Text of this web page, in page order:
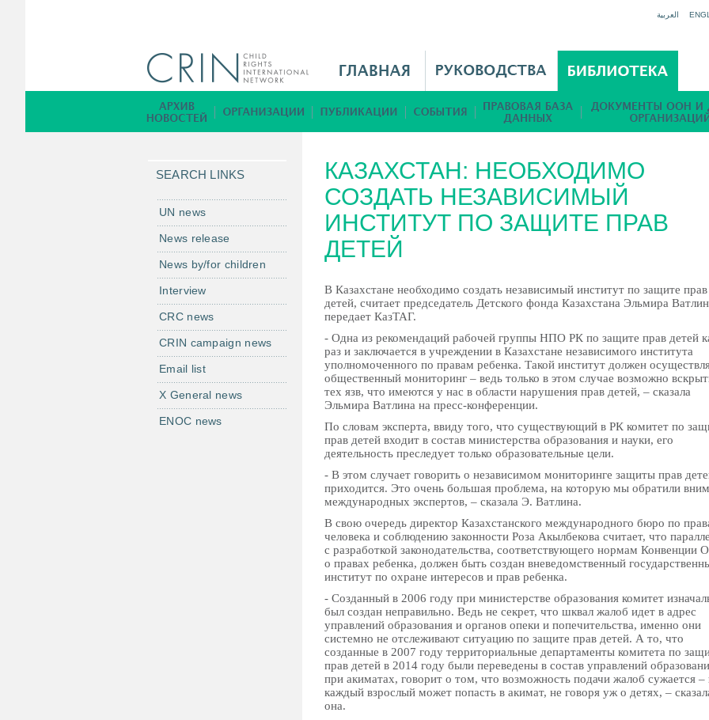
العربية
i
n
e
n
u
R
u
Б
и
КАЗАХСТАН: НЕОБХОДИМО
СОЗДАТЬ НЕЗАВИСИМЫЙ
ИНСТИТУТ ПО ЗАЩИТЕ ПРАВ
ДЕТЕЙ
В Казахстане необходимо создать независимый институт по защите прав
детей, считает председатель Детского фонда Казахстана Эльмира
передает КазТАГ.
- Одна из рекомендаций рабочей группы НПО РК по защите прав детей
раз и заключается в учреждении в Казахстане независимого института
уполномоченного по правам ребенка. Такой институт должен
общественный мониторинг – ведь только в этом случае возможно
тех язв, что имеются у нас в области нарушения прав детей, – сказала
Эльмира Ватлина на пресс-конференции.
По словам эксперта, ввиду того, что существующий в РК комитет по
прав детей входит в состав министерства образования и науки, его
деятельность преследует только образовательные цели.
- В этом случает говорить о независимом мониторинге защиты прав
приходится. Это очень большая проблема, на которую мы обратили
международных экспертов, – сказала Э. Ватлина.
В свою очередь директор Казахстанского международного бюро по
человека и соблюдению законности Роза Акылбекова считает, что
с разработкой законодательства, соответствующего нормам Конвенции
о правах ребенка, должен быть создан вневедомственный
институт по охране интересов и прав ребенка.
- Созданный в 2006 году при министерстве образования комитет
был создан неправильно. Ведь не секрет, что шквал жалоб идет в адрес
управлений образования и органов опеки и попечительства, именно они
системно не отслеживают ситуацию по защите прав детей. А то, что
созданные в 2007 году территориальные департаменты комитета по
прав детей в 2014 году были переведены в состав управлений
при акиматах, говорит о том, что возможность подачи жалоб сужается –
каждый взрослый может попасть в акимат, не говоря уж о детях, –
она.
SEARCH LINKS
UN news
News release
News by/for children
Interview
CRC news
CRIN campaign news
Email list
X General news
ENOC news